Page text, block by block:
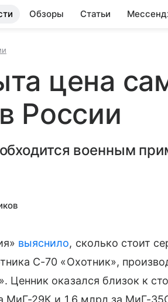
Обзоры Статьи
цена
России
военным
выяснило, сколько стоит
С-70 «Охотник»,
Ценник оказался близок к
МиГ-29К и 1,6 млрд за МиГ-